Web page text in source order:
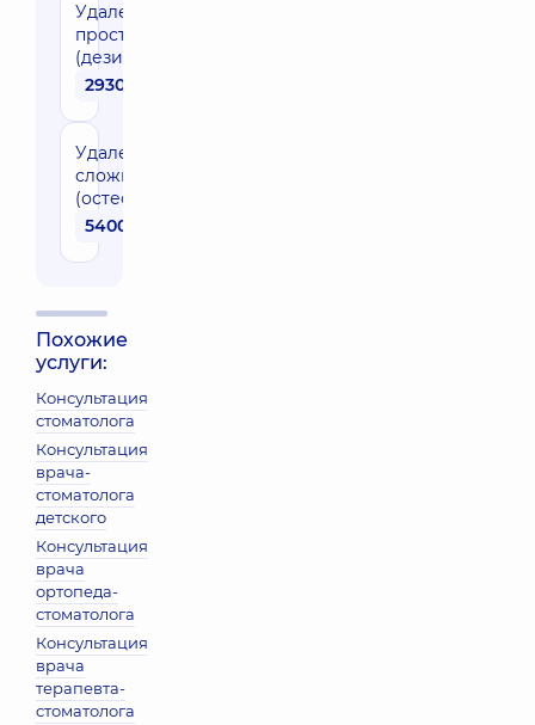
Удаление импланта
простое
(дезинтегрированного)
2930 грн
Удаление импланта
сложное
(остеоинтегрированного)
5400 грн
Похожие
услуги:
Консультация
стоматолога
Консультация
врача-
стоматолога
детского
Консультация
врача
ортопеда-
стоматолога
Консультация
врача
терапевта-
стоматолога